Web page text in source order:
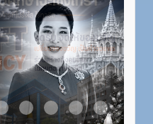
5Item 6 Item 7Item 8Item 9Item 10